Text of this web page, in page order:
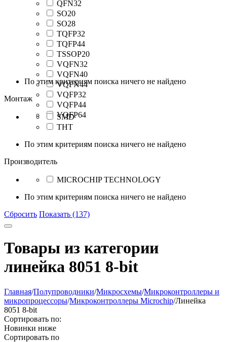
QFN32
SO20
SO28
TQFP32
TQFP44
TSSOP20
VQFN32
VQFN40
VQFN44
VQFP32
VQFP44
VQFP64
По этим критериям поиска ничего не найдено
Монтаж
SMD
THT
По этим критериям поиска ничего не найдено
Производитель
MICROCHIP TECHNOLOGY
По этим критериям поиска ничего не найдено
Сбросить Показать (137)
Товары из категории
линейка 8051 8-bit
Главная/Полупроводники/Микросхемы/Микроконтроллеры и
микропроцессоры/Микроконтроллеры Microchip/Линейка
8051 8-bit
Сортировать по:
Новинки ниже
Сортировать по